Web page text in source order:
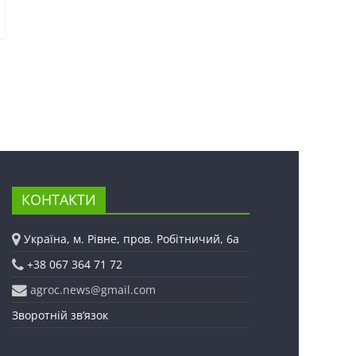
КОНТАКТИ
Україна, м. Рівне, пров. Робітничий, 6а
+38 067 364 71 72
agroc.news@gmail.com
Зворотній зв’язок